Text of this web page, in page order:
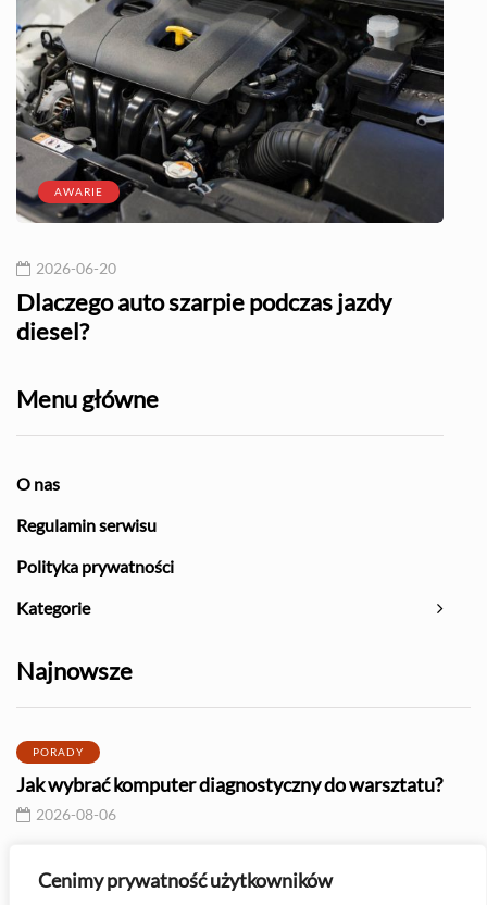
Cenimy prywatność użytkowników
AWARIE
2026-06-20
Dlaczego auto szarpie podczas jazdy
diesel?
Menu główne
O nas
Regulamin serwisu
Polityka prywatności
Kategorie
Najnowsze
PORADY
Jak wybrać komputer diagnostyczny do warsztatu?
2026-08-06
SILNIKI